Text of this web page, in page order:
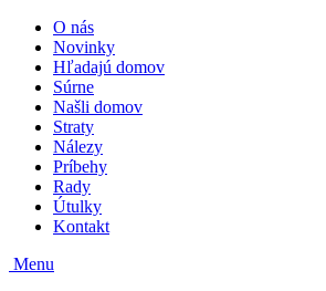
O nás
Novinky
Hľadajú domov
Súrne
Našli domov
Straty
Nálezy
Príbehy
Rady
Útulky
Kontakt
Menu